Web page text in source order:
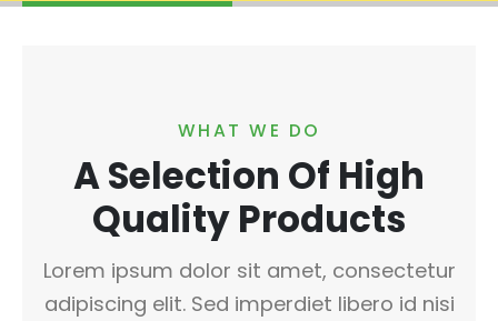
WHAT WE DO
A Selection Of High
Quality Products
Lorem ipsum dolor sit amet, consectetur
adipiscing elit. Sed imperdiet libero id nisi